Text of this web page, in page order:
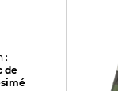
:
de